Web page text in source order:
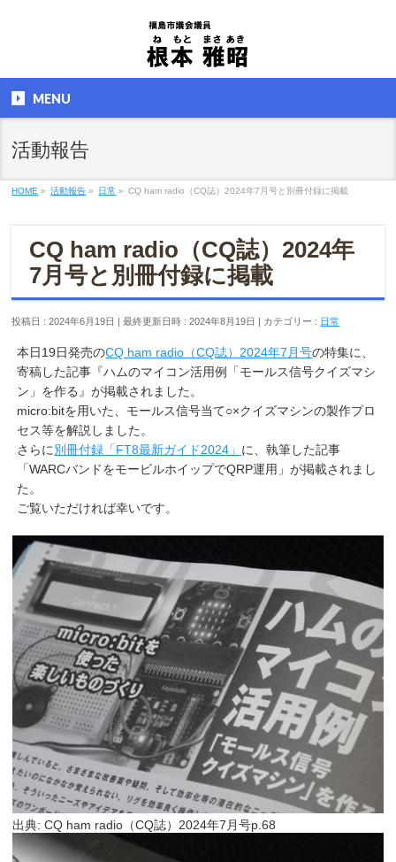
MENU
活動報告
HOME » 活動報告 » 日常 » CQ ham radio（CQ誌）2024年7月号と別冊付録に掲載
CQ ham radio（CQ誌）2024年
7月号と別冊付録に掲載
投稿日 : 2024年6月19日 最終更新日時 : 2024年8月19日 カテゴリー : 日常
本日19日発売のCQ ham radio（CQ誌）2024年7月号の特集に、
寄稿した記事『ハムのマイコン活用例「モールス信号クイズマシ
ン」を作る』が掲載されました。
micro:bitを用いた、モールス信号当て○×クイズマシンの製作プロ
セス等を解説しました。
さらに別冊付録「FT8最新ガイド2024」 に、執筆した記事
「WARCバンドをモービルホイップでQRP運用」が掲載されまし
た。
ご覧いただければ幸いです。
出典: CQ ham radio（CQ誌）2024年7月号p.68